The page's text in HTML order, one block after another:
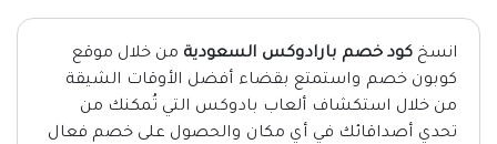
انسخ كود خصم بارادوكس السعودية من خلال موقع
كوبون خصم واستمتع بقضاء أفضل الأوقات الشيقة
من خلال استكشاف ألعاب بادوكس التي تُمكنك من
تحدي أصداقائك في أي مكان والحصول على خصم فعال